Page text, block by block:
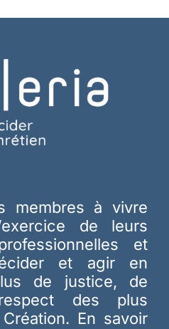
membres à vivre
de leurs
et
et agir en
de justice, de
des plus
En savoir